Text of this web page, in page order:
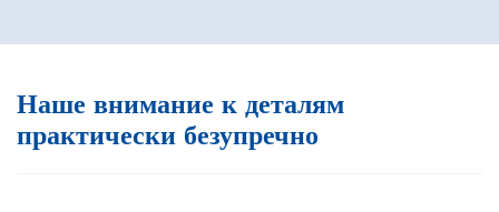
Наше внимание к деталям
практически безупречно